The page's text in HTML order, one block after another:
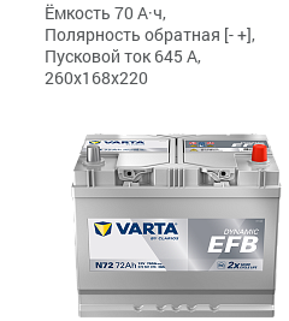
Ёмкость 70 А·ч,
Полярность обратная [- +],
Пусковой ток 645 А,
260x168x220